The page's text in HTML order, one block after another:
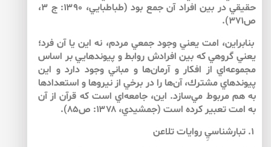
حقيقي در بين افراد آن جمع بود (طباطبايي، ۱۳۹۰: ج ۳،
ص۳۷۱).
بنابراين، امت يعني وجود جمعي مردم، نه اين يا آن فرد؛
يعني گروهي كه بين افرادش روابط و پيوندهايي بر اساس
مجموعه‌اي از افكار و آرمان‌ها و مباني وجود دارد و اين
پيوندهاي مشترك، آن‌ها را در برخي از نيروها و استعدادها
به هم مربوط مي‌سازد. اين، جامعه‌اي است كه قرآن از آن
به امت تعبير كرده است (جمشيدي، ۱۳۷۸: ص۸۵).
۱. تبارشناسيِ روايات تلاعن